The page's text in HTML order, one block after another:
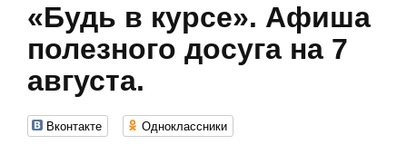
«Будь в курсе». Афиша
полезного досуга на 7
августа.
Вконтакте Одноклассники